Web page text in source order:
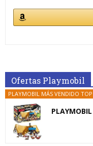
Ofertas Playmobil
PLAYMOBIL MÁS VENDIDO TOP